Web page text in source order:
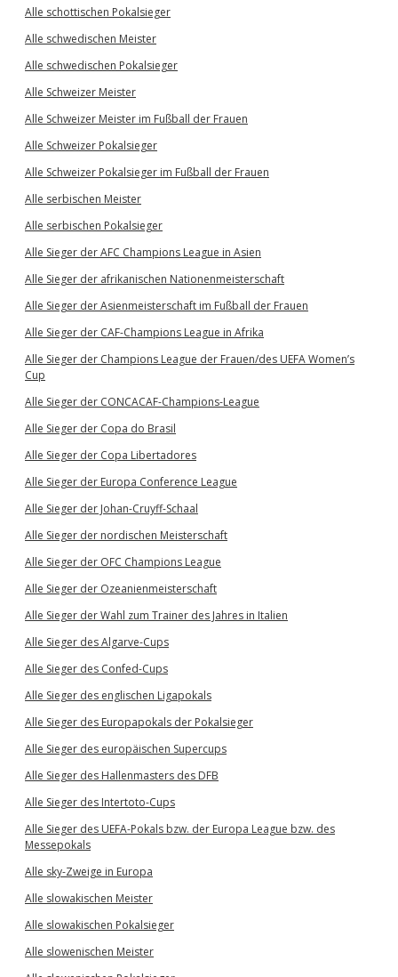
Alle schottischen Pokalsieger
Alle schwedischen Meister
Alle schwedischen Pokalsieger
Alle Schweizer Meister
Alle Schweizer Meister im Fußball der Frauen
Alle Schweizer Pokalsieger
Alle Schweizer Pokalsieger im Fußball der Frauen
Alle serbischen Meister
Alle serbischen Pokalsieger
Alle Sieger der AFC Champions League in Asien
Alle Sieger der afrikanischen Nationenmeisterschaft
Alle Sieger der Asienmeisterschaft im Fußball der Frauen
Alle Sieger der CAF-Champions League in Afrika
Alle Sieger der Champions League der Frauen/des UEFA Women’s
Cup
Alle Sieger der CONCACAF-Champions-League
Alle Sieger der Copa do Brasil
Alle Sieger der Copa Libertadores
Alle Sieger der Europa Conference League
Alle Sieger der Johan-Cruyff-Schaal
Alle Sieger der nordischen Meisterschaft
Alle Sieger der OFC Champions League
Alle Sieger der Ozeanienmeisterschaft
Alle Sieger der Wahl zum Trainer des Jahres in Italien
Alle Sieger des Algarve-Cups
Alle Sieger des Confed-Cups
Alle Sieger des englischen Ligapokals
Alle Sieger des Europapokals der Pokalsieger
Alle Sieger des europäischen Supercups
Alle Sieger des Hallenmasters des DFB
Alle Sieger des Intertoto-Cups
Alle Sieger des UEFA-Pokals bzw. der Europa League bzw. des
Messepokals
Alle sky-Zweige in Europa
Alle slowakischen Meister
Alle slowakischen Pokalsieger
Alle slowenischen Meister